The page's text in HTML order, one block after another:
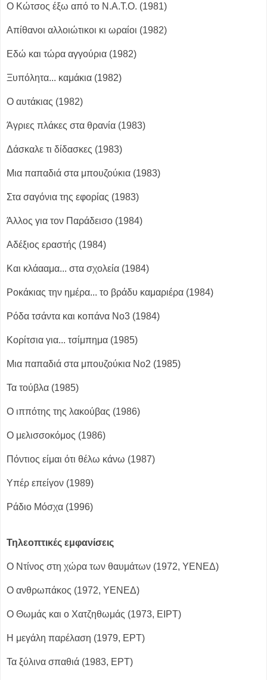
Ο Κώτσος έξω από το Ν.Α.Τ.Ο. (1981)
Απίθανοι αλλοιώτικοι κι ωραίοι (1982)
Εδώ και τώρα αγγούρια (1982)
Ξυπόλητα... καμάκια (1982)
Ο αυτάκιας (1982)
Άγριες πλάκες στα θρανία (1983)
Δάσκαλε τι δίδασκες (1983)
Μια παπαδιά στα μπουζούκια (1983)
Στα σαγόνια της εφορίας (1983)
Άλλος για τον Παράδεισο (1984)
Αδέξιος εραστής (1984)
Και κλάααμα... στα σχολεία (1984)
Ροκάκιας την ημέρα... το βράδυ καμαριέρα (1984)
Ρόδα τσάντα και κοπάνα Νο3 (1984)
Κορίτσια για... τσίμπημα (1985)
Μια παπαδιά στα μπουζούκια Νο2 (1985)
Τα τούβλα (1985)
Ο ιππότης της λακούβας (1986)
Ο μελισσοκόμος (1986)
Πόντιος είμαι ότι θέλω κάνω (1987)
Υπέρ επείγον (1989)
Ράδιο Μόσχα (1996)
Τηλεοπτικές εμφανίσεις
Ο Ντίνος στη χώρα των θαυμάτων (1972, ΥΕΝΕΔ)
Ο ανθρωπάκος (1972, ΥΕΝΕΔ)
Ο Θωμάς και ο Χατζηθωμάς (1973, ΕΙΡΤ)
Η μεγάλη παρέλαση (1979, ΕΡΤ)
Τα ξύλινα σπαθιά (1983, ΕΡΤ)